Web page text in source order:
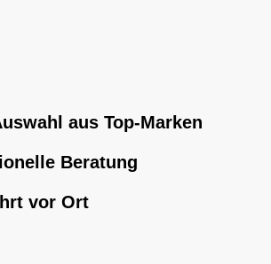
aus Top-Marken
Beratung
vor Ort